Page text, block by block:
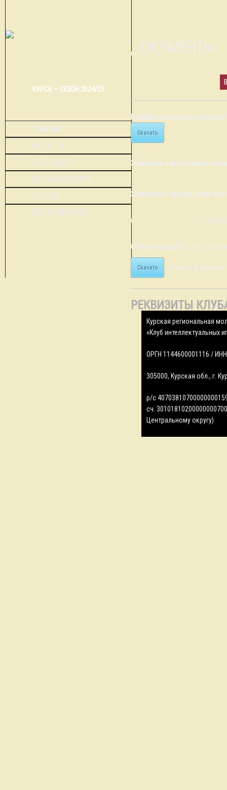
КУРСК — СЕЗОН 2024/25
ГЛАВНАЯ
НОВОСТИ
КАЛЕНДАРЬ
ТУРНИРЫ КЛУБА
О КЛУБЕ
ИСТОРИЯ КЛУБА
ДОКУМЕНТЫ
Правила проведения
Скачать
Заявление о вступлении в
Заявление о прекращении
Список членов клуба (от
Символика клуба: лого в zip-
Скачать , образец
РЕКВИЗИТЫ
Курская региональная
«Клуб интеллектуальных
ОРГН 1144600001116 /
305000, Курская обл., г.
р/с
сч.
Центральному округу)